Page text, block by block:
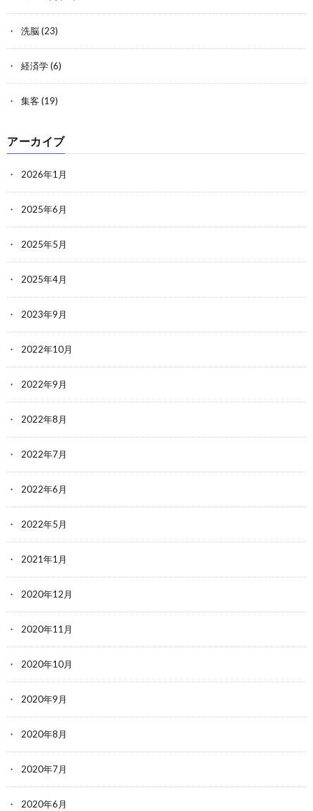
洗脳(23)
経済学(6)
集客 (19)
アーカイブ
2026年1月
2025年6月
2025年5月
2025年4月
2023年9月
2022年10月
2022年9月
2022年8月
2022年7月
2022年6月
2022年5月
2021年1月
2020年12月
2020年11月
2020年10月
2020年9月
2020年8月
2020年7月
2020年6月